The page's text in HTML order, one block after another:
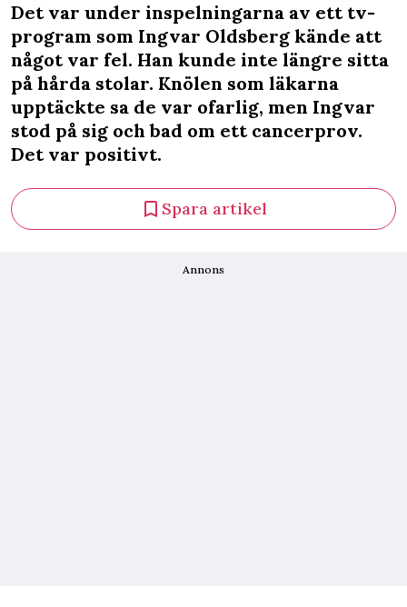
Det var under inspelningarna av ett tv-
program som Ingvar Oldsberg kände att
något var fel. Han kunde inte längre sitta
på hårda stolar. Knölen som läkarna
upptäckte sa de var ofarlig, men Ingvar
stod på sig och bad om ett cancerprov.
Det var positivt.
Spara artikel
Annons